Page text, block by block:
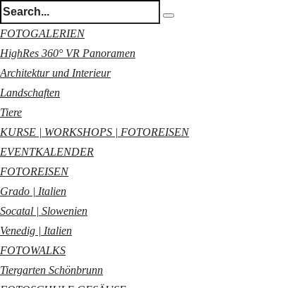
FOTOGALERIEN
HighRes 360° VR Panoramen
Architektur und Interieur
Landschaften
Tiere
KURSE | WORKSHOPS | FOTOREISEN
EVENTKALENDER
FOTOREISEN
Grado | Italien
Socatal | Slowenien
Venedig | Italien
FOTOWALKS
Tiergarten Schönbrunn